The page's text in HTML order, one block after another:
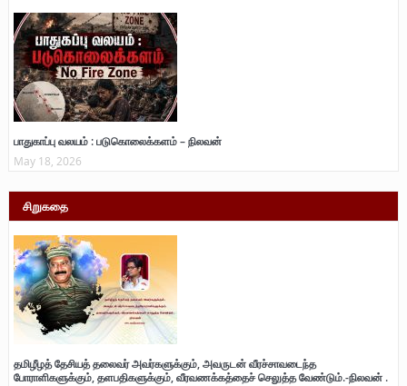
பாதுகாப்பு வலயம் : படுகொலைக்களம் – நிலவன்
May 18, 2026
சிறுகதை
தமிழீழத் தேசியத் தலைவர் அவர்களுக்கும், அவருடன் வீரச்சாவடைந்த
போராளிகளுக்கும், தளபதிகளுக்கும், வீரவணக்கத்தைச் செலுத்த வேண்டும்.-நிலவன் .